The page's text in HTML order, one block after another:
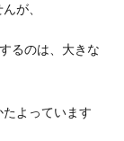
が、
るのは、大きな
たよっています